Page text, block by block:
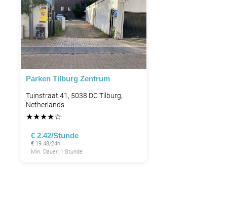
Parken Tilburg Zentrum
Tuinstraat 41, 5038 DC Tilburg,
Netherlands
★★★★☆
€ 2.42/Stunde
€ 19.48/24h
Min. Dauer: 1 Stunde